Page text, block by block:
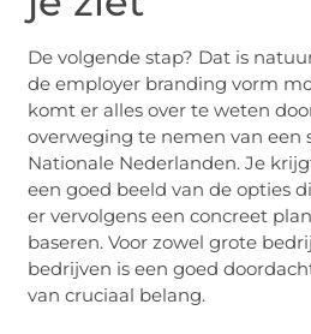
De volgende stap? Dat is
de employer branding vorm
komt er alles over te weten
overweging te nemen van een
Nationale Nederlanden. Je
een goed beeld van de opties
er vervolgens een concreet
baseren. Voor zowel grote
bedrijven is een goed
van cruciaal belang.